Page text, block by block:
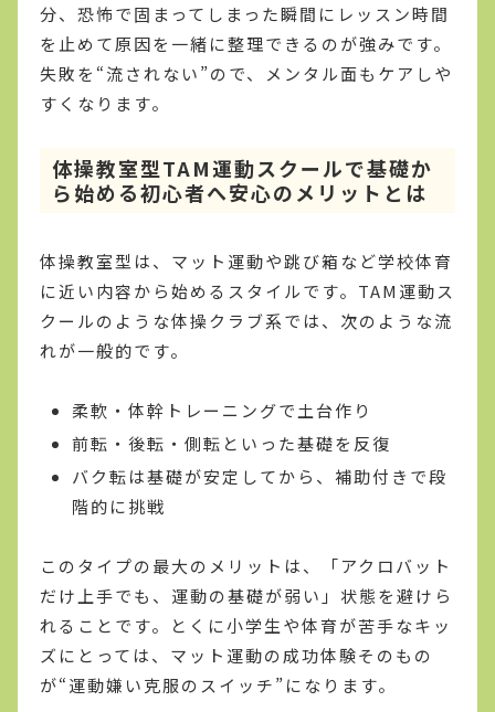
分、恐怖で固まってしまった瞬間にレッスン時間
を止めて原因を一緒に整理できるのが強みです。
失敗を“流されない”ので、メンタル面もケアしや
すくなります。
体操教室型TAM運動スクールで基礎か
ら始める初心者へ安心のメリットとは
体操教室型は、マット運動や跳び箱など学校体育
に近い内容から始めるスタイルです。TAM運動ス
クールのような体操クラブ系では、次のような流
れが一般的です。
柔軟・体幹トレーニングで土台作り
前転・後転・側転といった基礎を反復
バク転は基礎が安定してから、補助付きで段
階的に挑戦
このタイプの最大のメリットは、「アクロバット
だけ上手でも、運動の基礎が弱い」状態を避けら
れることです。とくに小学生や体育が苦手なキッ
ズにとっては、マット運動の成功体験そのもの
が“運動嫌い克服のスイッチ”になります。